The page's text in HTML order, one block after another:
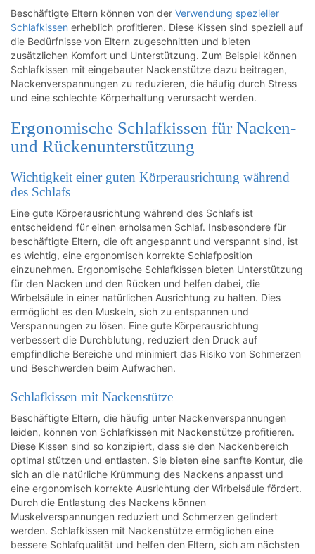
Beschäftigte Eltern können von der Verwendung spezieller
Schlafkissen erheblich profitieren. Diese Kissen sind speziell auf
die Bedürfnisse von Eltern zugeschnitten und bieten
zusätzlichen Komfort und Unterstützung. Zum Beispiel können
Schlafkissen mit eingebauter Nackenstütze dazu beitragen,
Nackenverspannungen zu reduzieren, die häufig durch Stress
und eine schlechte Körperhaltung verursacht werden.
Ergonomische Schlafkissen für Nacken-
und Rückenunterstützung
Wichtigkeit einer guten Körperausrichtung während
des Schlafs
Eine gute Körperausrichtung während des Schlafs ist
entscheidend für einen erholsamen Schlaf. Insbesondere für
beschäftigte Eltern, die oft angespannt und verspannt sind, ist
es wichtig, eine ergonomisch korrekte Schlafposition
einzunehmen. Ergonomische Schlafkissen bieten Unterstützung
für den Nacken und den Rücken und helfen dabei, die
Wirbelsäule in einer natürlichen Ausrichtung zu halten. Dies
ermöglicht es den Muskeln, sich zu entspannen und
Verspannungen zu lösen. Eine gute Körperausrichtung
verbessert die Durchblutung, reduziert den Druck auf
empfindliche Bereiche und minimiert das Risiko von Schmerzen
und Beschwerden beim Aufwachen.
Schlafkissen mit Nackenstütze
Beschäftigte Eltern, die häufig unter Nackenverspannungen
leiden, können von Schlafkissen mit Nackenstütze profitieren.
Diese Kissen sind so konzipiert, dass sie den Nackenbereich
optimal stützen und entlasten. Sie bieten eine sanfte Kontur, die
sich an die natürliche Krümmung des Nackens anpasst und
eine ergonomisch korrekte Ausrichtung der Wirbelsäule fördert.
Durch die Entlastung des Nackens können
Muskelverspannungen reduziert und Schmerzen gelindert
werden. Schlafkissen mit Nackenstütze ermöglichen eine
bessere Schlafqualität und helfen den Eltern, sich am nächsten